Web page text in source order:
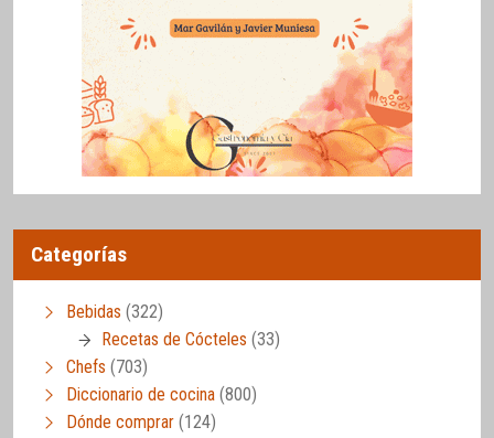
Categorías
Bebidas (322)
Recetas de Cócteles (33)
Chefs (703)
Diccionario de cocina (800)
Dónde comprar (124)